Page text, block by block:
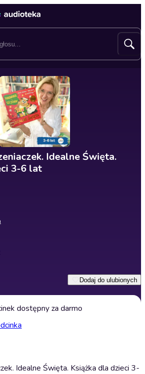
Idealne Święta.
3-6 lat
Dodaj do ulubionych
dostępny za darmo
Idealne Święta. Książka dla dzieci 3-